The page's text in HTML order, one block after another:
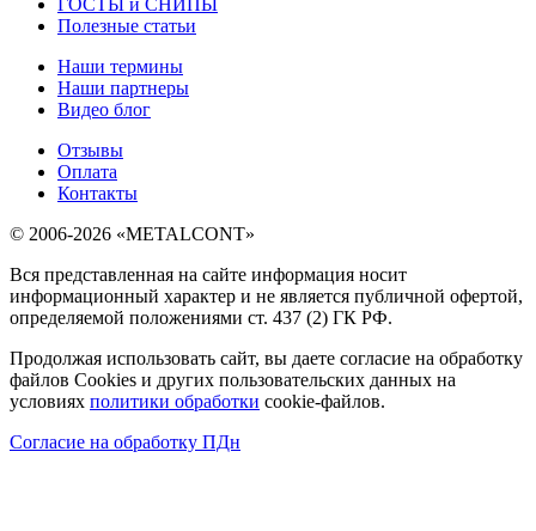
Полезные статьи
Наши термины
Наши партнеры
Видео блог
Отзывы
Оплата
Контакты
© 2006-2026 «METALCONT»
Вся представленная на сайте информация носит
информационный характер и не является публичной офертой,
определяемой положениями ст. 437 (2) ГК РФ.
Продолжая использовать сайт, вы даете согласие на обработку
файлов Cookies и других пользовательских данных на
условиях политики обработки cookie-файлов.
Согласие на обработку ПДн